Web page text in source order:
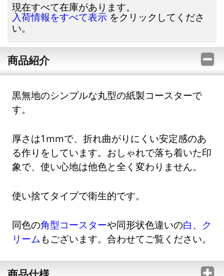
現在すべて在庫があります。
入荷情報をすべて表示 をクリックしてくださ
い。
商品紹介
黒無地のシンプルな丸型の紙製コースターで
す。
厚さは1mmで、折れ曲がりにくい安定感のあ
る作りをしています。おしゃれで落ち着いた印
象で、使い心地は他色と全く変わりません。
使い捨てタイプで衛生的です。
同色の角型コースターや同形状色違いの白 、 ク
リーム もございます。合わせてご覧ください。